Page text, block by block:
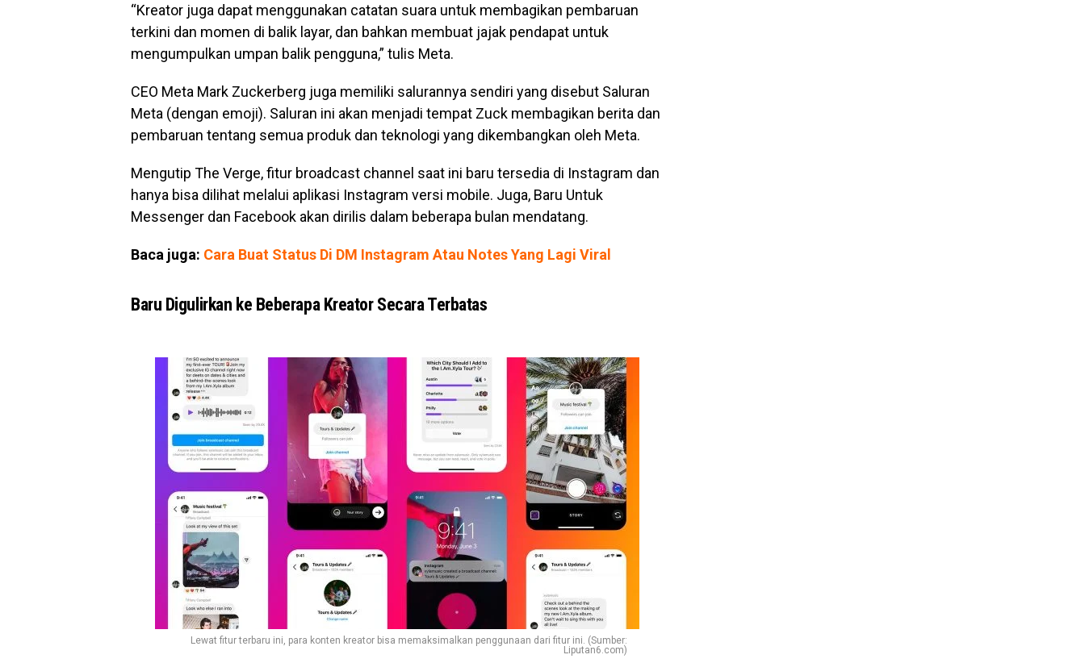
“Kreator juga dapat menggunakan catatan suara untuk membagikan pembaruan
terkini dan momen di balik layar, dan bahkan membuat jajak pendapat untuk
mengumpulkan umpan balik pengguna,” tulis Meta.
CEO Meta Mark Zuckerberg juga memiliki salurannya sendiri yang disebut Saluran
Meta (dengan emoji). Saluran ini akan menjadi tempat Zuck membagikan berita dan
pembaruan tentang semua produk dan teknologi yang dikembangkan oleh Meta.
Mengutip The Verge, fitur broadcast channel saat ini baru tersedia di Instagram dan
hanya bisa dilihat melalui aplikasi Instagram versi mobile. Juga, Baru Untuk
Messenger dan Facebook akan dirilis dalam beberapa bulan mendatang.
Baca juga: Cara Buat Status Di DM Instagram Atau Notes Yang Lagi Viral
Baru Digulirkan ke Beberapa Kreator Secara Terbatas
Lewat fitur terbaru ini, para konten kreator bisa memaksimalkan penggunaan dari fitur ini. (Sumber:
Liputan6.com)